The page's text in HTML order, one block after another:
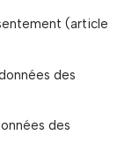
(article
des
des